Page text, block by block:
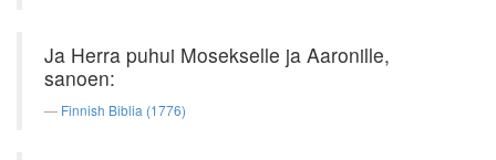
Ja Herra puhui Mosekselle ja Aaronille,
sanoen:
Finnish Biblia (1776)